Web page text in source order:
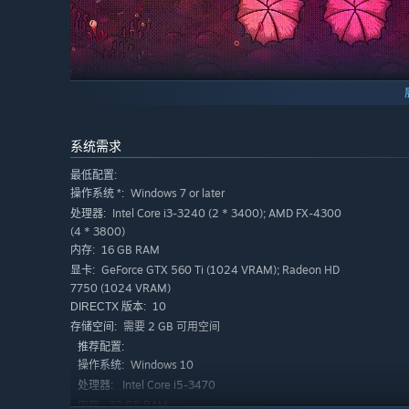
系统需求
最低配置:
操作系统 *: Windows 7 or later
处理器: Intel Core i3-3240 (2 * 3400); AMD FX-4300
(4 * 3800)
内存: 16 GB RAM
显卡: GeForce GTX 560 Ti (1024 VRAM); Radeon HD
7750 (1024 VRAM)
DIRECTX 版本: 10
存储空间: 需要 2 GB 可用空间
推荐配置:
操作系统: Windows 10
处理器: Intel Core i5-3470
内存: 32 GB RAM